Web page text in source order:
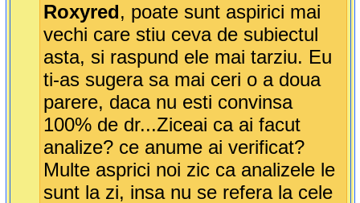
Roxyred, poate sunt aspirici mai
vechi care stiu ceva de subiectul
asta, si raspund ele mai tarziu. Eu
ti-as sugera sa mai ceri o a doua
parere, daca nu esti convinsa
100% de dr...Ziceai ca ai facut
analize? ce anume ai verificat?
Multe asprici noi zic ca analizele le
sunt la zi, insa nu se refera la cele